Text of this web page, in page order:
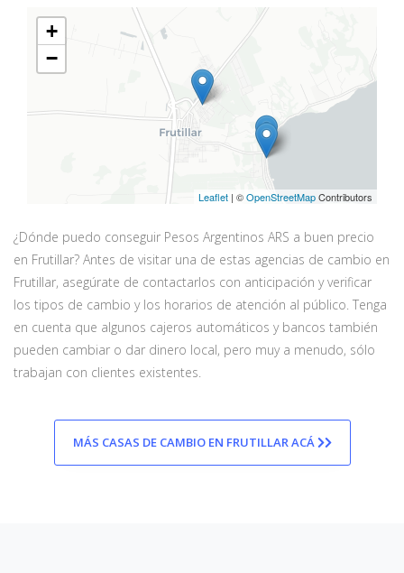
+
−
Leaflet | ©OpenStreetMapContributors
¿Dónde puedo conseguir Pesos Argentinos ARS a buen precio
en Frutillar? Antes de visitar una de estas agencias de cambio en
Frutillar, asegúrate de contactarlos con anticipación y verificar
los tipos de cambio y los horarios de atención al público. Tenga
en cuenta que algunos cajeros automáticos y bancos también
pueden cambiar o dar dinero local, pero muy a menudo, sólo
trabajan con clientes existentes.
MÁS CASAS DE CAMBIO EN FRUTILLAR ACÁ